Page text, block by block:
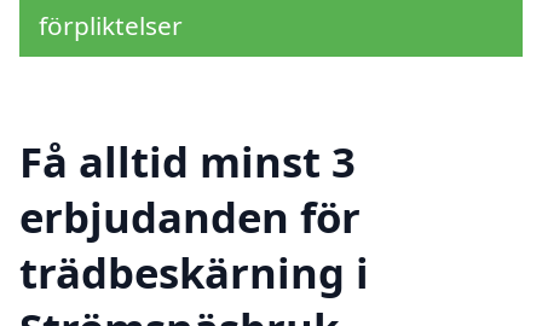
förpliktelser
Få alltid minst 3
erbjudanden för
trädbeskärning i